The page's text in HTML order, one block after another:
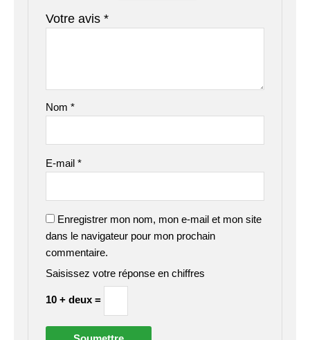
Votre avis*
Nom*
E-mail*
Enregistrer mon nom, mon e-mail et mon site
dans le navigateur pour mon prochain
commentaire.
Saisissez votre réponse en chiffres
10 + deux =